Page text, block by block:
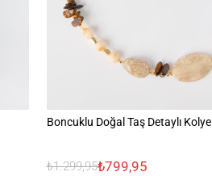
Boncuklu Doğal Taş Detaylı Kolye
₺1.299,95₺799,95